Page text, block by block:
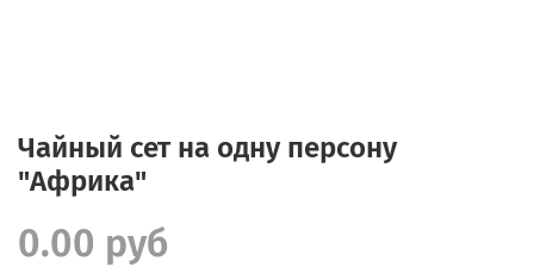
Чайный сет на одну персону
"Африка"
0.00 руб